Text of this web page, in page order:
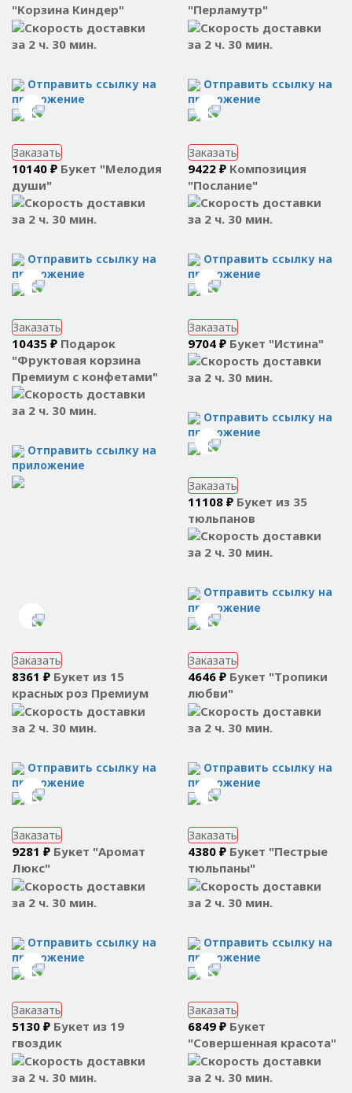
"Корзина Киндер"
за 2 ч. 30 мин.
Отправить ссылку на
приложение
"Перламутр"
за 2 ч. 30 мин.
Отправить ссылку на
приложение
Заказать
10140 ₽ Букет "Мелодия
души"
за 2 ч. 30 мин.
Отправить ссылку на
приложение
Заказать
9422 ₽ Композиция
"Послание"
за 2 ч. 30 мин.
Отправить ссылку на
приложение
Заказать
10435 ₽ Подарок
"Фруктовая корзина
Премиум с конфетами"
за 2 ч. 30 мин.
Отправить ссылку на
приложение
Заказать
9704 ₽ Букет "Истина"
за 2 ч. 30 мин.
Отправить ссылку на
приложение
Заказать
11108 ₽ Букет из 35
тюльпанов
за 2 ч. 30 мин.
Отправить ссылку на
приложение
Заказать
8361 ₽ Букет из 15
красных роз Премиум
за 2 ч. 30 мин.
Отправить ссылку на
приложение
Заказать
4646 ₽ Букет "Тропики
любви"
за 2 ч. 30 мин.
Отправить ссылку на
приложение
Заказать
9281 ₽ Букет "Аромат
Люкс"
за 2 ч. 30 мин.
Отправить ссылку на
приложение
Заказать
4380 ₽ Букет "Пестрые
тюльпаны"
за 2 ч. 30 мин.
Отправить ссылку на
приложение
Заказать
5130 ₽ Букет из 19
гвоздик
за 2 ч. 30 мин.
Заказать
6849 ₽ Букет
"Совершенная красота"
за 2 ч. 30 мин.